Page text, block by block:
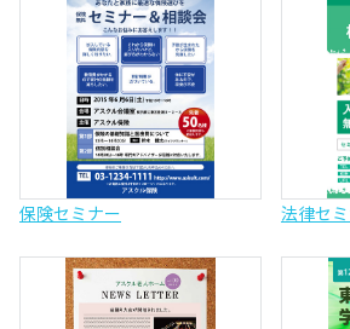
保険セミナー 法律セ